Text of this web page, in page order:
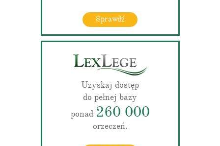
Sprawdź
Uzyskaj dostęp
do pełnej bazy
ponad 260 000
orzeczeń.